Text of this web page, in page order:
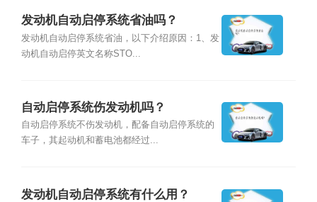
发动机自动启停系统省油吗？
发动机自动启停系统省油，以下介绍原因：1、发
动机自动启停英文名称STO...
自动启停系统伤发动机吗？
自动启停系统不伤发动机，配备自动启停系统的
车子，其起动机和蓄电池都经过...
发动机自动启停系统有什么用？